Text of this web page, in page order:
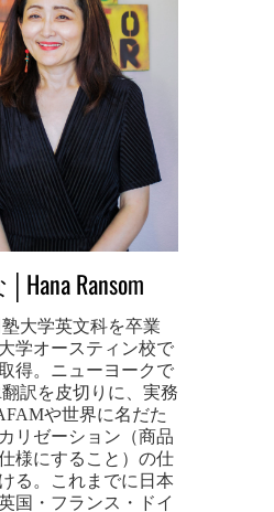
Ransom
大学英文科を卒業
学オースティン校で
得。ニューヨークで
訳を皮切りに、実務
や世界に名だた
リゼーション（商品
様にすること）の仕
る。これまでに日本
国・フランス・ドイ